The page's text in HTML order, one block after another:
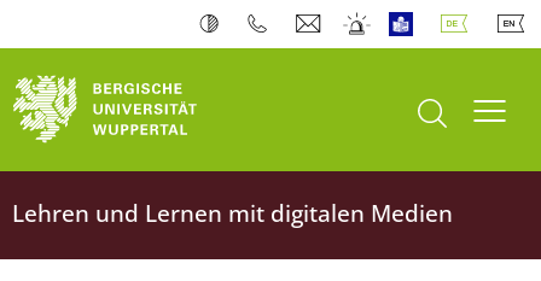
Suche öffnen
Lehren und Lernen mit digitalen Medien